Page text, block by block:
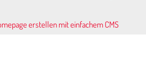
erstellen mit einfachem CMS